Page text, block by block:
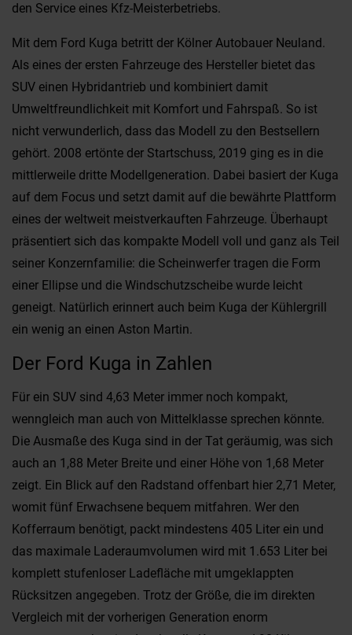
den Service eines Kfz-Meisterbetriebs.
Mit dem Ford Kuga betritt der Kölner Autobauer Neuland.
Als eines der ersten Fahrzeuge des Hersteller bietet das
SUV einen Hybridantrieb und kombiniert damit
Umweltfreundlichkeit mit Komfort und Fahrspaß. So ist
nicht verwunderlich, dass das Modell zu den Bestsellern
gehört. 2008 ertönte der Startschuss, 2019 ging es in die
mittlerweile dritte Modellgeneration. Dabei basiert der Kuga
auf dem Focus und setzt damit auf die bewährte Plattform
eines der weltweit meistverkauften Fahrzeuge. Überhaupt
präsentiert sich das kompakte Modell voll und ganz als Teil
seiner Konzernfamilie: die Scheinwerfer tragen die Form
einer Ellipse und die Windschutzscheibe wurde leicht
geneigt. Natürlich erinnert auch beim Kuga der Kühlergrill
ein wenig an einen Aston Martin.
Der Ford Kuga in Zahlen
Für ein SUV sind 4,63 Meter immer noch kompakt,
wenngleich man auch von Mittelklasse sprechen könnte.
Die Ausmaße des Kuga sind in der Tat geräumig, was sich
auch an 1,88 Meter Breite und einer Höhe von 1,68 Meter
zeigt. Ein Blick auf den Radstand offenbart hier 2,71 Meter,
womit fünf Erwachsene bequem mitfahren. Wer den
Kofferraum benötigt, packt mindestens 405 Liter ein und
das maximale Laderaumvolumen wird mit 1.653 Liter bei
komplett stufenloser Ladefläche mit umgeklappten
Rücksitzen angegeben. Trotz der Größe, die im direkten
Vergleich mit der vorherigen Generation enorm